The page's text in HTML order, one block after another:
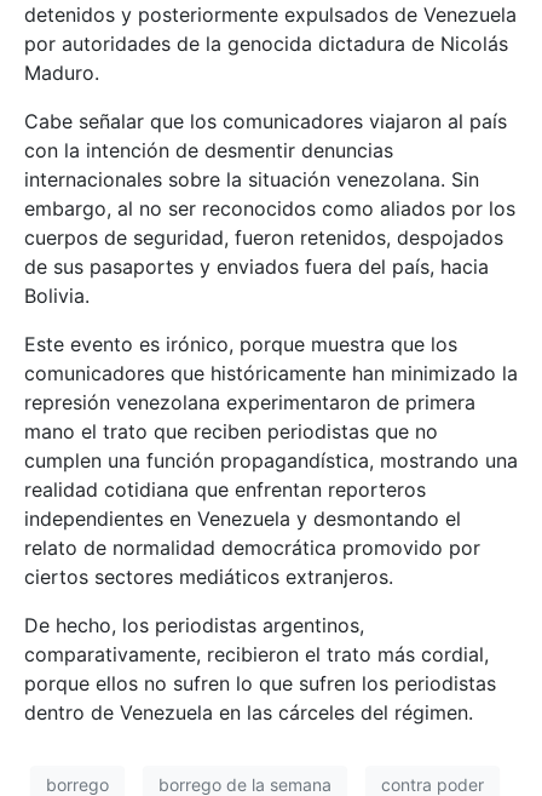
detenidos y posteriormente expulsados de Venezuela
por autoridades de la genocida dictadura de Nicolás
Maduro.
Cabe señalar que los comunicadores viajaron al país
con la intención de desmentir denuncias
internacionales sobre la situación venezolana. Sin
embargo, al no ser reconocidos como aliados por los
cuerpos de seguridad, fueron retenidos, despojados
de sus pasaportes y enviados fuera del país, hacia
Bolivia.
Este evento es irónico, porque muestra que los
comunicadores que históricamente han minimizado la
represión venezolana experimentaron de primera
mano el trato que reciben periodistas que no
cumplen una función propagandística, mostrando una
realidad cotidiana que enfrentan reporteros
independientes en Venezuela y desmontando el
relato de normalidad democrática promovido por
ciertos sectores mediáticos extranjeros.
De hecho, los periodistas argentinos,
comparativamente, recibieron el trato más cordial,
porque ellos no sufren lo que sufren los periodistas
dentro de Venezuela en las cárceles del régimen.
borrego borrego de la semana contra poder